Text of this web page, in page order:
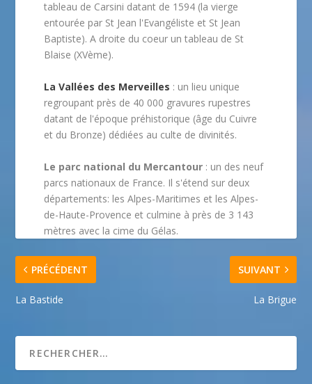
tableau de Carsini datant de 1594 (la vierge
entourée par St Jean l'Evangéliste et St Jean
Baptiste). A droite du coeur un tableau de St
Blaise (XVème).
La Vallées des Merveilles : un lieu unique
regroupant près de 40 000 gravures rupestres
datant de l'époque préhistorique (âge du Cuivre
et du Bronze) dédiées au culte de divinités.
Le parc national du Mercantour: un des neuf
parcs nationaux de France. Il s'étend sur deux
départements: les Alpes-Maritimes et les Alpes-
de-Haute-Provence et culmine à près de 3 143
mètres avec la cime du Gélas.
PRÉCÉDENT
La Bastide
SUIVANT
La Brigue